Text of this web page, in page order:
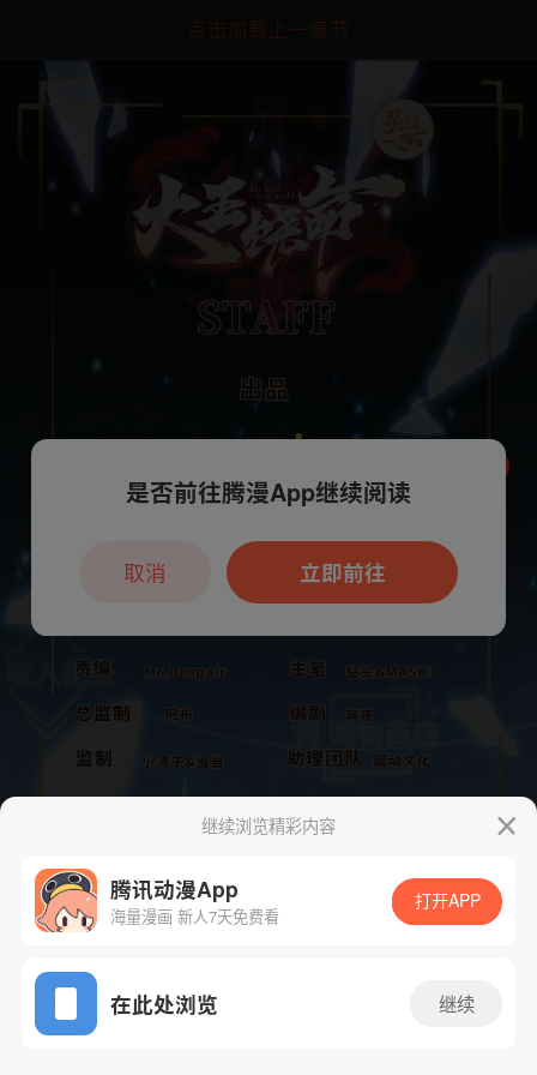
点击加载上一章节
App免费看
下一话
继续浏览精彩内容
腾讯动漫App
海量漫画 新人7天免费看
打开APP
在此处浏览 继续
本章节仅支持App阅读，可打开App新用
户7天免费看
是否前往腾漫App继续阅读
立即前往
取消